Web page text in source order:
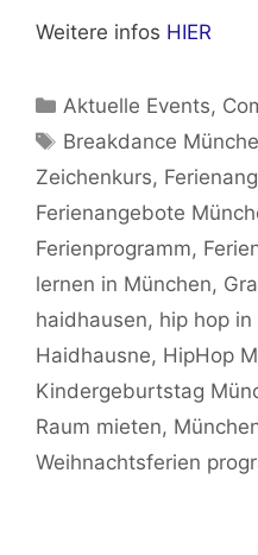
Weitere infos HIER
Kategorien
Aktuelle Events,
Schlagwörter
Breakdance
Zeichenkurs,
Ferienangebote
Ferienprogramm,
lernen in München,
haidhausen, hip hop in
Haidhausne, HipHop
Kindergeburtstag
Raum mieten,
Weihnachtsferien